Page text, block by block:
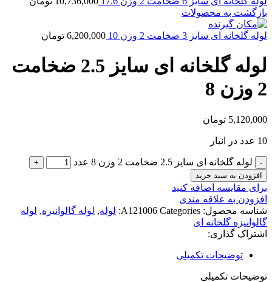
بازگشت به محصولات
لوله گلخانه ای سایز 3 ضخامت 2 وزن 10 6,200,000 تومان
لوله گلخانه ای سایز 2.5 ضخامت
2 وزن 8
5,120,000 تومان
10 عدد در انبار
لوله گلخانه ای سایز 2.5 ضخامت 2 وزن 8 عدد
افزودن به سبد خرید
برای مقایسه اضافه کنید
افزودن به علاقه مندی
شناسه محصول:
A121006 Categories: لوله, لوله گالوانیزه, لوله
گالوانیزه گلخانه ای
اشتراک گذاری:
توضیحات تکمیلی
توضیحات تکمیلی